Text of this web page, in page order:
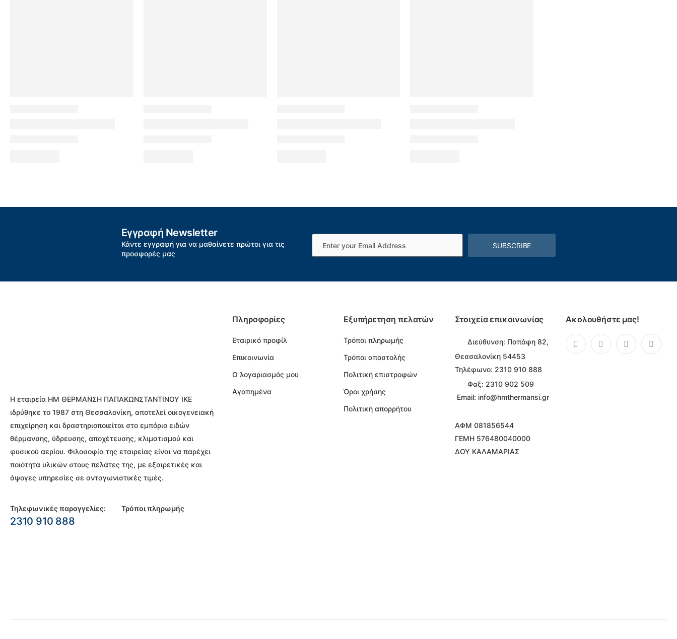
Εγγραφή Newsletter
Κάντε εγγραφή για να μαθαίνετε πρώτοι για τις
προσφορές μας
SUBSCRIBE
Η εταιρεία ΗΜ ΘΕΡΜΑΝΣΗ ΠΑΠΑΚΩΝΣΤΑΝΤΙΝΟΥ ΙΚΕ
ιδρύθηκε το 1987 στη Θεσσαλονίκη, αποτελεί οικογενειακή
επιχείρηση και δραστηριοποιείται στο εμπόριο ειδών
θέρμανσης, ύδρευσης, αποχέτευσης, κλιματισμού και
φυσικού αερίου. Φιλοσοφία της εταιρείας είναι να παρέχει
ποιότητα υλικών στους πελάτες της, με εξαιρετικές και
άψογες υπηρεσίες σε ανταγωνιστικές τιμές.
Τηλεφωνικές παραγγελίες:
2310 910 888
Τρόποι πληρωμής
Πληροφορίες
Εταιρικό προφίλ
Επικοινωνία
Ο λογαριασμός μου
Αγαπημένα
Εξυπήρετηση πελατών
Τρόποι πληρωμής
Τρόποι αποστολής
Πολιτική επιστροφών
Όροι χρήσης
Πολιτική απορρήτου
Στοιχεία επικοινωνίας
Διεύθυνση: Παπάφη 82,
Θεσσαλονίκη 54453
Τηλέφωνο: 2310 910 888
Φαξ: 2310 902 509
Email: info@hmthermansi.gr
ΑΦΜ 081856544
ΓΕΜΗ 576480040000
ΔΟΥ ΚΑΛΑΜΑΡΙΑΣ
Ακολουθήστε μας!